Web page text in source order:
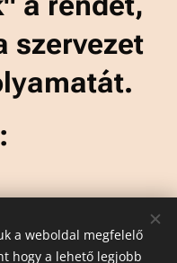
szervezet
a weboldal megfelelő
hogy a lehető legjobb